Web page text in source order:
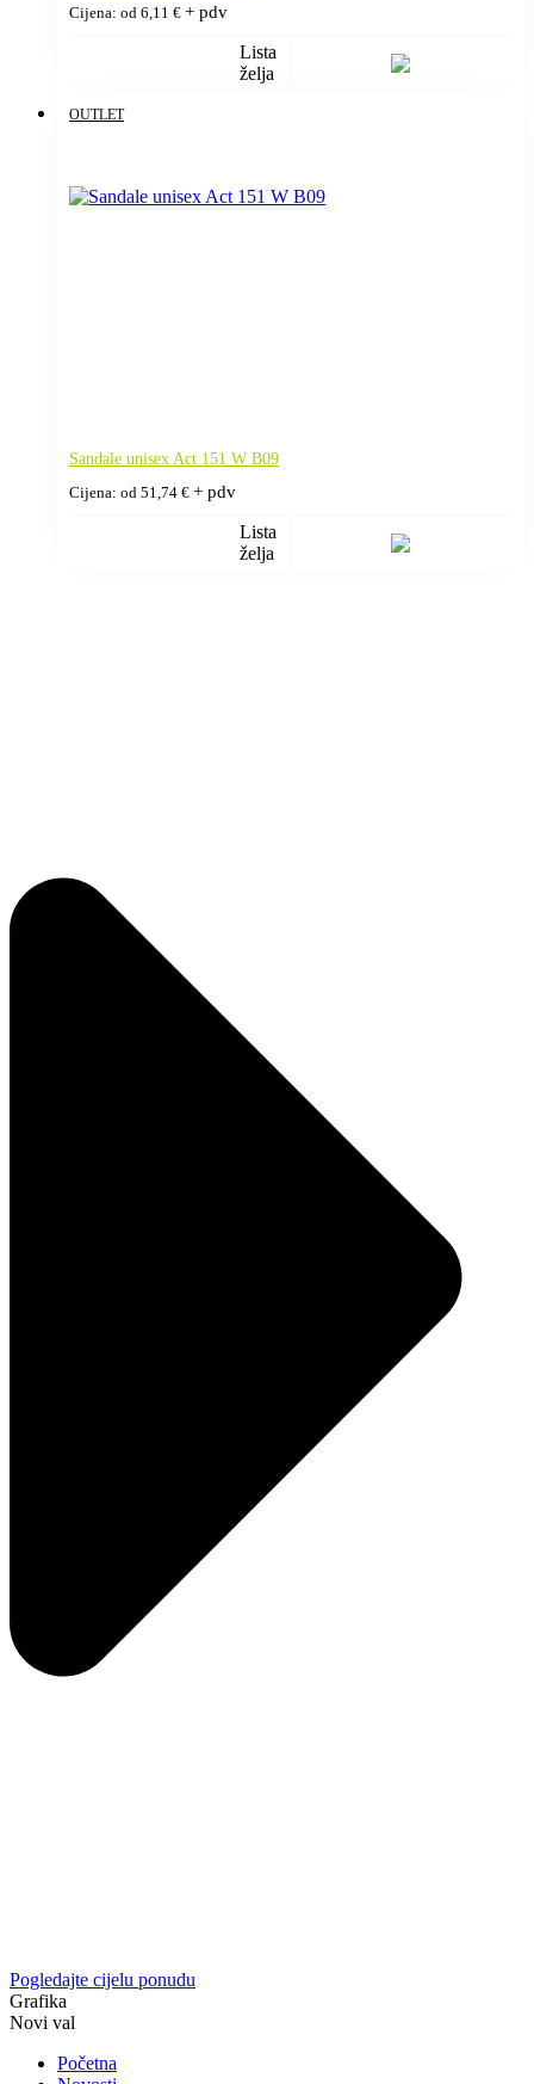
Cijena: od 6,11 € + pdv
Lista
želja
OUTLET
Sandale unisex Act 151 W B09
Cijena: od 51,74 € + pdv
Lista
želja
Pogledajte cijelu ponudu
Grafika
Novi val
Početna